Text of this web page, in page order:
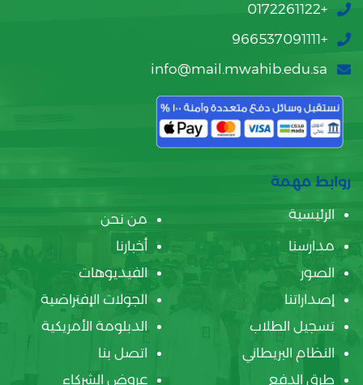
+0172261122
+966537091111
info@mail.mwahib.edu.sa
روابط مهمة
الرئيسية
من نحن
مدارسنا
أخبارنا
الصور
الفيديوهات
إصداراتنا
الجولات الإفتراضية
تسجيل الطلاب
الدبلومة الأمريكية
النظام البريطاني
اتصل بنا
طرق الدفع
عروض الشركاء